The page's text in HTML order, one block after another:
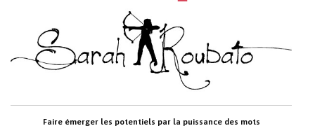
Faire émerger les potentiels par la puissance des mots